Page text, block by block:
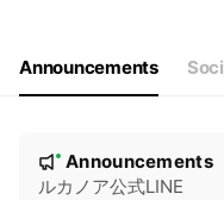
毎週日曜日・祝日は定休日
Announcements
New
Announcements
ルカノア公式LINE